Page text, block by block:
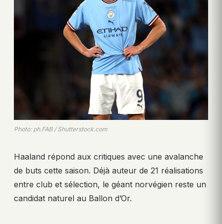
Photo: ph.FAB / Shutterstock.com
Haaland répond aux critiques avec une avalanche
de buts cette saison. Déjà auteur de 21 réalisations
entre club et sélection, le géant norvégien reste un
candidat naturel au Ballon d’Or.